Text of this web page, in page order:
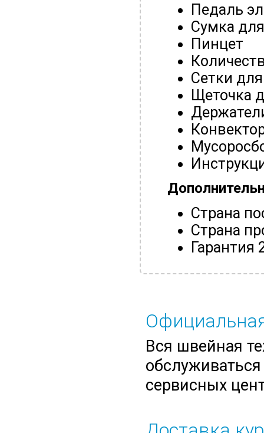
Педаль
Сумка
Пинцет
Сетки
Щеточка
Страна
Страна
Гарантия
Вся швейная
сервисных